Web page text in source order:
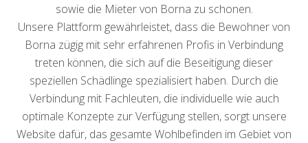
sowie die Mieter von Borna zu schonen.
Unsere Plattform gewährleistet, dass die Bewohner von
Borna zügig mit sehr erfahrenen Profis in Verbindung
treten können, die sich auf die Beseitigung dieser
speziellen Schädlinge spezialisiert haben. Durch die
Verbindung mit Fachleuten, die individuelle wie auch
optimale Konzepte zur Verfügung stellen, sorgt unsere
Website dafür, das gesamte Wohlbefinden im Gebiet von